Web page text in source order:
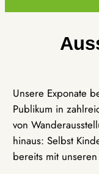
Unsere Exponate
Publikum in
von
hinaus: Selbst
bereits mit